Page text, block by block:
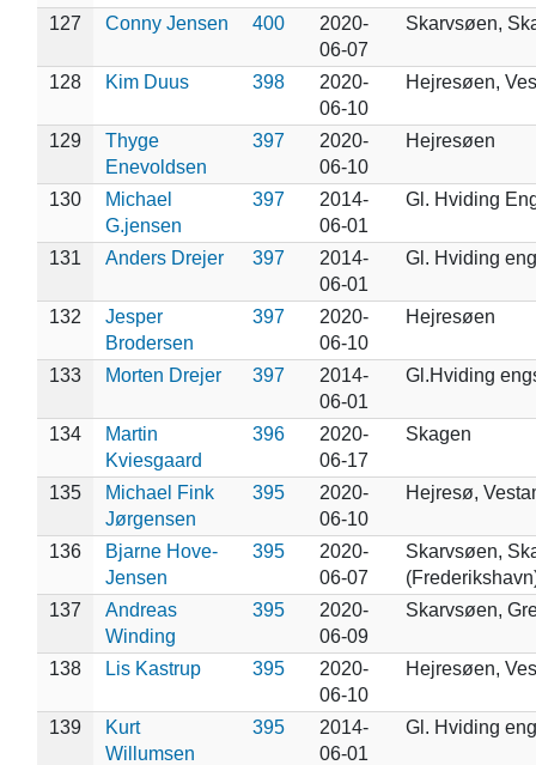
127
Conny Jensen 400
2020-
06-07
Skarvsøen,
128 Kim Duus 398
2020-
06-10
Hejresøen,
129
Thyge
Enevoldsen
397
2020-
06-10
Hejresøen
130
Michael
G.jensen
397
2014-
06-01
Gl. Hviding
131 Anders Drejer 397
2014-
06-01
Gl. Hviding
132
Jesper
Brodersen
397
2020-
06-10
Hejresøen
133 Morten Drejer 397
2014-
06-01
Gl.Hviding
134
Martin
Kviesgaard
396
2020-
06-17
Skagen
135
Michael Fink
Jørgensen
395
2020-
06-10
Hejresø,
136
Bjarne Hove-
Jensen
395
2020-
06-07
Skarvsøen,
137
Andreas
Winding
395
2020-
06-09
Skarvsøen,
138 Lis Kastrup 395
2020-
06-10
Hejresøen,
139
Kurt
Willumsen
395
2014-
06-01
Gl. Hviding